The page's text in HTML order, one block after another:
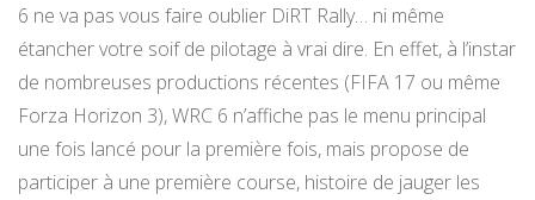
6 ne va pas vous faire oublier DiRT Rally… ni même
étancher votre soif de pilotage à vrai dire. En effet, à l’instar
de nombreuses productions récentes (FIFA 17 ou même
Forza Horizon 3), WRC 6 n’affiche pas le menu principal
une fois lancé pour la première fois, mais propose de
participer à une première course, histoire de jauger les